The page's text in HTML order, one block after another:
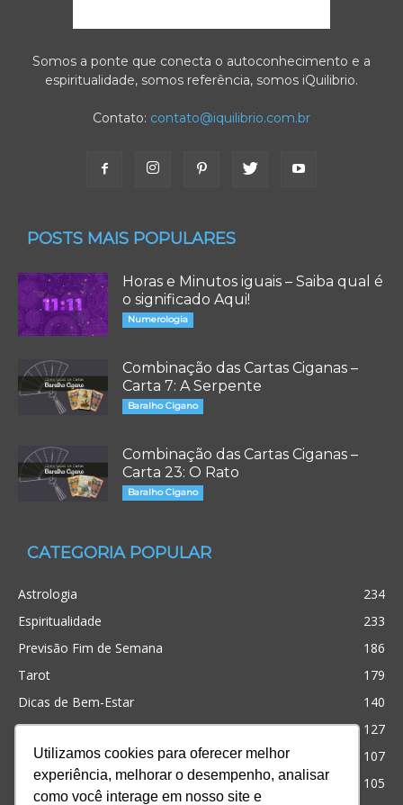
Utilizamos cookies para oferecer melhor
experiência, melhorar o desempenho, analisar
como você interage em nosso site e
Somos a ponte que conecta o autoconhecimento e a
espiritualidade, somos referência, somos iQuilibrio.
Contato: contato@iquilibrio.com.br
POSTS MAIS POPULARES
Horas e Minutos iguais – Saiba qual é
o significado Aqui!
Numerologia
Combinação das Cartas Ciganas –
Carta 7: A Serpente
Baralho Cigano
Combinação das Cartas Ciganas –
Carta 23: O Rato
Baralho Cigano
CATEGORIA POPULAR
Astrologia
234
Espiritualidade
233
Previsão Fim de Semana
186
Tarot
179
Dicas de Bem-Estar
140
Cristianismo
127
Simpatias
107
Significado dos sonhos
105